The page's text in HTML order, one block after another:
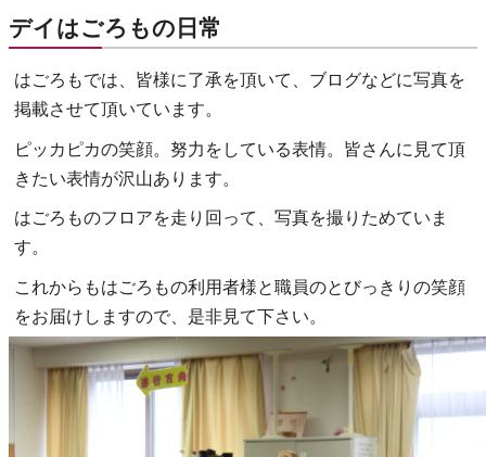
デイはごろもの日常
はごろもでは、皆様に了承を頂いて、ブログなどに写真を
掲載させて頂いています。
ピッカピカの笑顔。努力をしている表情。皆さんに見て頂
きたい表情が沢山あります。
はごろものフロアを走り回って、写真を撮りためていま
す。
これからもはごろもの利用者様と職員のとびっきりの笑顔
をお届けしますので、是非見て下さい。